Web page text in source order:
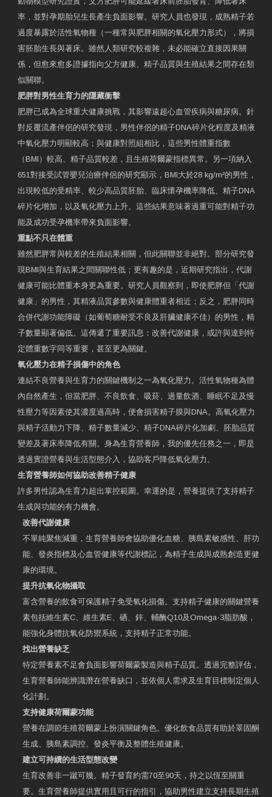
率，並對孕期胎兒生長產生負面影響。研究人員也發現，成熟精子若
過度暴露於活性氧物種（一種常與肥胖相關的氧化壓力形式），將損
害胚胎生長與著床。雖然人類研究較複雜，未必能確立直接因果關
係，但愈來愈多證據指向父方健康、精子品質與生殖結果之間存在類
似關聯。
肥胖對男性生育力的隱藏衝擊
肥胖已成為全球重大健康挑戰，其影響遠超心血管疾病與糖尿病。針
對反覆流產伴侶的研究發現，男性伴侶的精子DNA碎片化程度及精液
中氧化壓力明顯較高；與健康對照組相比，這些男性體重指數
（BMI）較高、精子品質較差，且生殖荷爾蒙指標異常。另一項納入
651對接受試管嬰兒治療伴侶的研究顯示，BMI大於28 kg/m²的男性，
出現較低的受精率、較少高品質胚胎、臨床懷孕機率降低、精子DNA
碎片化增加，以及氧化壓力上升。這些結果意味著過重可能對精子功
能及成功受孕機率帶來負面影響。
重點不只在體重
雖然肥胖常與較差的生殖結果相關，但此關聯並非絕對。部分研究發
現BMI與生育結果之間關聯性低；更有趣的是，近期研究指出，代謝
健康可能比體重本身更為重要。研究人員觀察到，即使肥胖但「代謝
健康」的男性，其精液品質參數與健康體重者相近；反之，肥胖同時
合併代謝功能障礙（如葡萄糖耐受不良及肝臟健康不佳）的男性，精
子數量顯著偏低。這傳遞了重要訊息：改善代謝健康，或許與達到特
定體重數字同等重要，甚至更為關鍵。
氧化壓力在精子損傷中的角色
連結不良營養與生育力的關鍵機制之一為氧化壓力。活性氧物種為體
內自然產生，但當肥胖、不良飲食、吸菸、過量飲酒、睡眠不足及慢
性壓力等因素使其濃度過高時，便會損害精子膜與DNA。高氧化壓力
與精子活動力下降、精子數量減少、精子DNA碎片化加劇、胚胎品質
變差及著床率降低有關。身為生育營養師，我的優先任務之一，即是
透過實證營養與生活型態介入，協助客戶降低氧化壓力。
生育營養師如何協助改善精子健康
許多男性認為生育力超出掌控範圍。幸運的是，營養提供了支持精子
生成與功能的有力機會。
改善代謝健康
不單純聚焦減重，生育營養師會協助優化血糖、胰島素敏感性、肝功
能、發炎指標及心血管健康等代謝標記，為精子生成與成熟創造更健
康的環境。
提升抗氧化物攝取
富含營養的飲食可保護精子免受氧化損傷。支持精子健康的關鍵營養
素包括維生素C、維生素E、硒、鋅、輔酶Q10及Omega-3脂肪酸，
能強化身體抗氧化防禦系統，支持精子正常功能。
找出營養缺乏
特定營養素不足會負面影響荷爾蒙製造與精子品質。透過完整評估，
生育營養師能辨識潛在營養缺口，並依個人需求及生育目標制定個人
化計劃。
支持健康荷爾蒙功能
營養在調節生殖荷爾蒙上扮演關鍵角色。優化飲食品質有助於睪固酮
生成、胰島素調控、發炎平衡及整體生殖健康。
建立可持續的生活型態改變
生育改善非一蹴可幾。精子發育約需70至90天，持之以恆至關重
要。生育營養師提供實用且可行的指引，協助男性建立支持長期生殖